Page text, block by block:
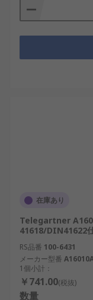
在庫あり
Telegartner
41618/DIN41622
RS品番 100-6431
メーカー型番
1個小計：
￥741.00(税抜)
数量